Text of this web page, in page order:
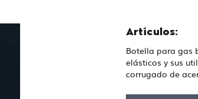
Artículos:
Botella para gas
elásticos y sus
corrugado de